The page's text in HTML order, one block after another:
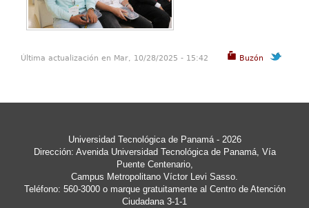
Buzón
Última actualización en Mar, 10/28/2025 - 15:42
Universidad Tecnológica de Panamá - 2026
Dirección: Avenida Universidad Tecnológica de Panamá, Vía
Puente Centenario,
Campus Metropolitano Víctor Levi Sasso.
Teléfono: 560-3000 o marque gratuitamente al Centro de Atención
Ciudadana 3-1-1